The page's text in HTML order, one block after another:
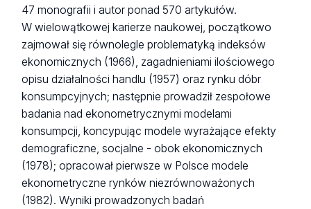
47 monografii i autor ponad 570 artykułów.
W wielowątkowej karierze naukowej, początkowo
zajmował się równolegle problematyką indeksów
ekonomicznych (1966), zagadnieniami ilościowego
opisu działalności handlu (1957) oraz rynku dóbr
konsumpcyjnych; następnie prowadził zespołowe
badania nad ekonometrycznymi modelami
konsumpcji, koncypując modele wyrażające efekty
demograficzne, socjalne - obok ekonomicznych
(1978); opracował pierwsze w Polsce modele
ekonometryczne rynków niezrównoważonych
(1982). Wyniki prowadzonych badań